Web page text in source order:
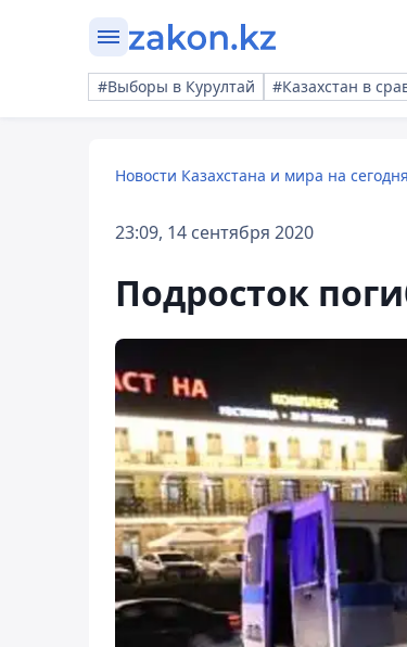
#Выборы в Курултай #Казахстан в
Новости Казахстана и мира на сегодня
23:09, 14 сентября 2020
Подросток